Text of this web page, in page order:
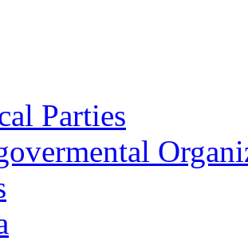
Parties